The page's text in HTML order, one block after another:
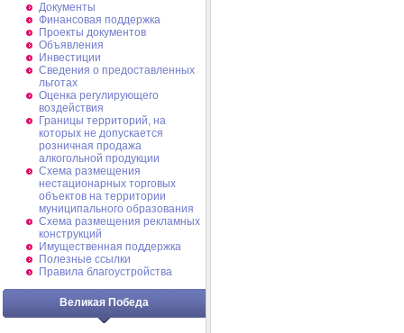
Документы
Финансовая поддержка
Проекты документов
Объявления
Инвестиции
Сведения о предоставленных
льготах
Оценка регулирующего
воздействия
Границы территорий, на
которых не допускается
розничная продажа
алкогольной продукции
Схема размещения
нестационарных торговых
объектов на территории
муниципального образования
Схема размещения рекламных
конструкций
Имущественная поддержка
Полезные ссылки
Правила благоустройства
Великая Победа